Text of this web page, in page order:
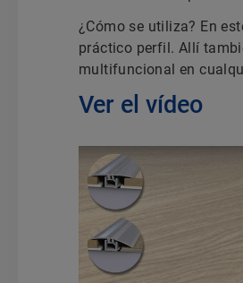
¿Cómo se utiliza? En
práctico perfil. Allí
multifuncional en
Ver el vídeo